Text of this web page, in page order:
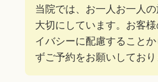
当院では、お一人お一人
大切にしています。お客様
イバシーに配慮すること
ずご予約をお願いしており